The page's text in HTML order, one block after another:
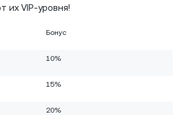
их VIP-уровня!
Бонус
10%
15%
20%